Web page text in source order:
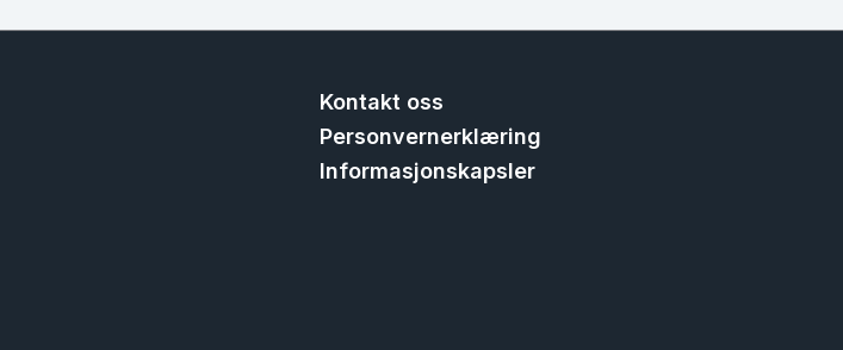
Kontakt oss
Personvernerklæring
Informasjonskapsler